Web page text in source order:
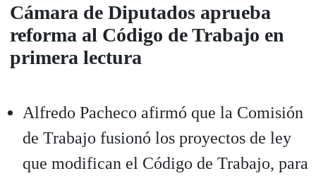
Cámara de Diputados aprueba
reforma al Código de Trabajo en
primera lectura
Alfredo Pacheco afirmó que la Comisión
de Trabajo fusionó los proyectos de ley
que modifican el Código de Trabajo, para